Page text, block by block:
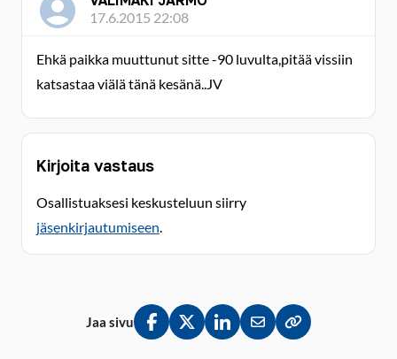
17.6.2015 22:08
Ehkä paikka muuttunut sitte -90 luvulta,pitää vissiin
katsastaa viälä tänä kesänä..JV
Kirjoita vastaus
Osallistuaksesi keskusteluun siirry
jäsenkirjautumiseen.
Jaa sivu
Jaa Facebookissa
Jaa Twitterissä
Jaa LinkedInissä
Jaa sähköpostitse
Kopioi linkki